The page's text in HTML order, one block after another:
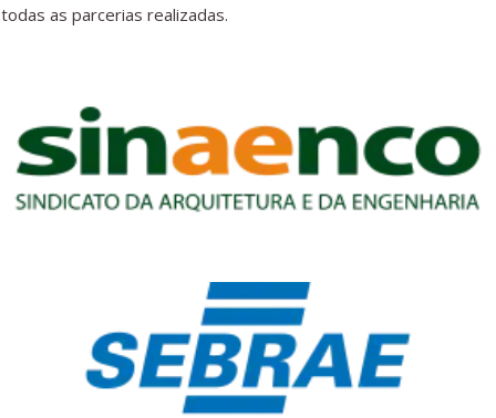
todas as parcerias realizadas.